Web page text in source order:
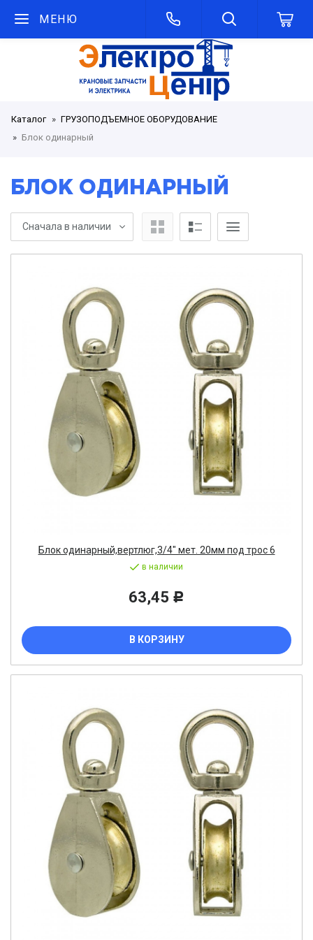
МЕНЮ
Каталог
ГРУЗОПОДЪЕМНОЕ ОБОРУДОВАНИЕ
Блок одинарный
БЛОК ОДИНАРНЫЙ
Сначала в наличии
Блок одинарный,вертлюг,3/4" мет. 20мм под трос 6
в наличии
63,45 Р
В КОРЗИНУ